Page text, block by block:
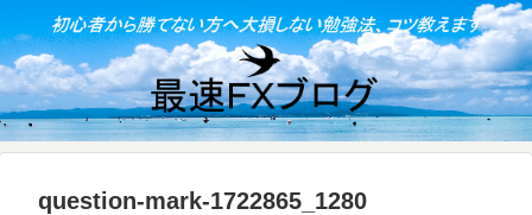
question-mark-1722865_1280